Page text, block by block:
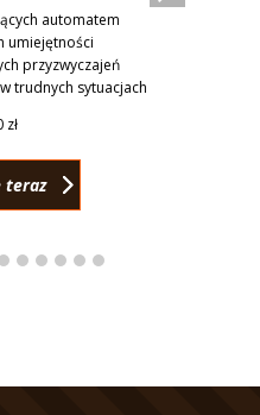
automatem
umiejętności
przyzwyczajeń
trudnych sytuacjach
zł
teraz